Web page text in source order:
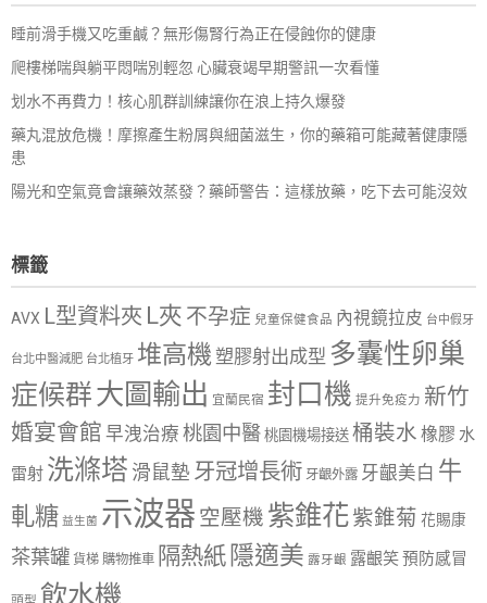
睡前滑手機又吃重鹹？無形傷腎行為正在侵蝕你的健康
爬樓梯喘與躺平悶喘別輕忽 心臟衰竭早期警訊一次看懂
划水不再費力！核心肌群訓練讓你在浪上持久爆發
藥丸混放危機！摩擦產生粉屑與細菌滋生，你的藥箱可能藏著健康隱
患
陽光和空氣竟會讓藥效蒸發？藥師警告：這樣放藥，吃下去可能沒效
標籤
AVX L型資料夾 L夾 不孕症 兒童保健食品 內視鏡拉皮 台中假牙
台北中醫減肥 台北植牙 堆高機塑膠射出成型 多囊性卵巢
症候群大圖輸出 宜蘭民宿 封口機 提升免疫力 新竹
婚宴會館 早洩治療 桃園中醫 桃園機場接送 桶裝水 橡膠 水
雷射 洗滌塔 滑鼠墊 牙冠增長術 牙齦外露 牙齦美白 牛
軋糖 益生菌 示波器 空壓機 紫錐花紫錐菊 花賜康
茶葉罐 貨梯 購物推車 隔熱紙 隱適美 露牙齦 露齦笑預防感冒
飲水機